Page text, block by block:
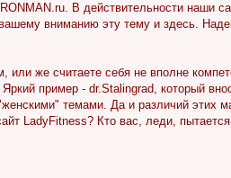
В действительности наши
вниманию эту тему и здесь.
же считаете себя не вполне
пример - dr.Stalingrad, который
темами. Да и различий этих
LadyFitness? Кто вас, леди,